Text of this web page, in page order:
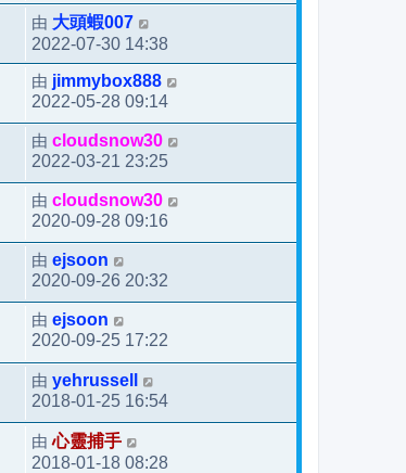
由 大頭蝦007
2022-07-30 14:38
由 jimmybox888
2022-05-28 09:14
由 cloudsnow30
2022-03-21 23:25
由 cloudsnow30
2020-09-28 09:16
由 ejsoon
2020-09-26 20:32
由 ejsoon
2020-09-25 17:22
由 yehrussell
2018-01-25 16:54
由心靈捕手
2018-01-18 08:28